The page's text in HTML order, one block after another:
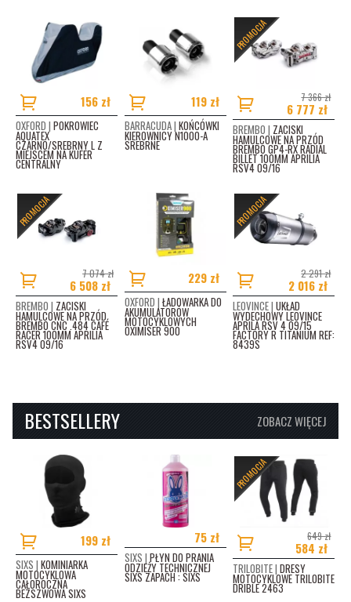
156 zł
OXFORD | POKROWIEC
AQUATEX
CZARNO/SREBRNY L Z
MIEJSCEM NA KUFER
CENTRALNY
119 zł
BARRACUDA | KOŃCÓWKI
KIEROWNICY N1000-A
SREBRNE
PROMOCJA
7 366 zł
6 777 zł
BREMBO | ZACISKI
HAMULCOWE NA PRZÓD
BREMBO GP4-RX RADIAL
BILLET 100MM APRILIA
RSV4 09/16
PROMOCJA
7 074 zł
6 508 zł
BREMBO | ZACISKI
HAMULCOWE NA PRZÓD
BREMBO CNC .484 CAFÉ
RACER 100MM APRILIA
RSV4 09/16
229 zł
OXFORD | ŁADOWARKA DO
AKUMULATORÓW
MOTOCYKLOWYCH
OXIMISER 900
PROMOCJA
2 291 zł
2 016 zł
LEOVINCE | UKŁAD
WYDECHOWY LEOVINCE
APRILA RSV 4 09/15
FACTORY R TITANIUM REF:
8439S
BESTSELLERY ZOBACZ WIĘCEJ
199 zł
SIXS | KOMINIARKA
MOTOCYKLOWA
CAŁOROCZNA
BEZSZWOWA SIXS
75 zł
SIXS | PŁYN DO PRANIA
ODZIEŻY TECHNICZNEJ
SIXS ZAPACH : SIXS
PROMOCJA
649 zł
584 zł
TRILOBITE | DRESY
MOTOCYKLOWE TRILOBITE
DRIBLE 2463